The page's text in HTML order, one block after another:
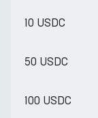
10 USDC
50 USDC
100 USDC